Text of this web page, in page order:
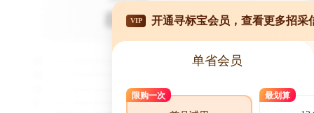
VIP 开通寻标宝会员，查看更多招采
单省会员
限购一次 最划算